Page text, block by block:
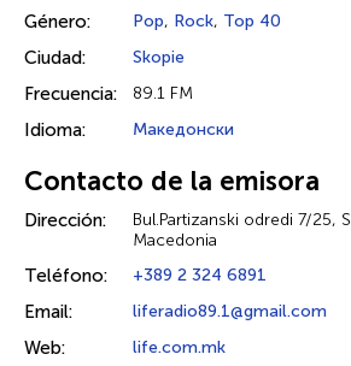
Género: Pop, Rock, Top 40
Ciudad: Skopie
Frecuencia: 89.1 FM
Idioma: Македонски
Contacto de la emisora
Dirección:
Bul.Partizanski odredi 7/25,
Macedonia
Teléfono: +389 2 324 6891
Email: liferadio89.1@gmail.com
Web: life.com.mk